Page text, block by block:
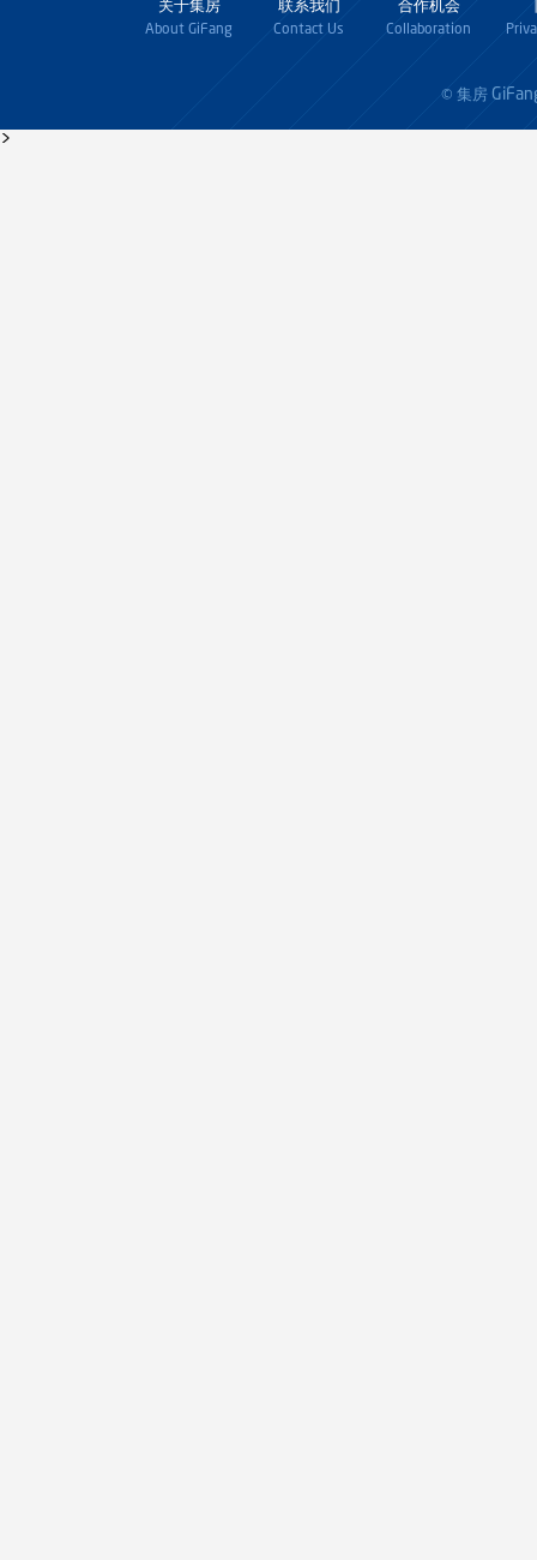
关于集房
About GiFang
联系我们
Contact Us
合作机会
Collaboration
© 集房
>